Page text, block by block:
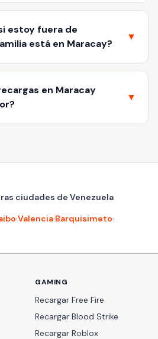
estoy fuera de
está en Maracay?
▼
en Maracay
▼
ciudades de Venezuela
·Valencia·Barquisimeto·
GAMING
Recargar Free Fire
Recargar Blood Strike
Recargar Roblox